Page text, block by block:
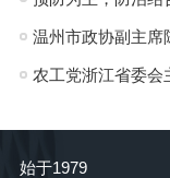
始于1979